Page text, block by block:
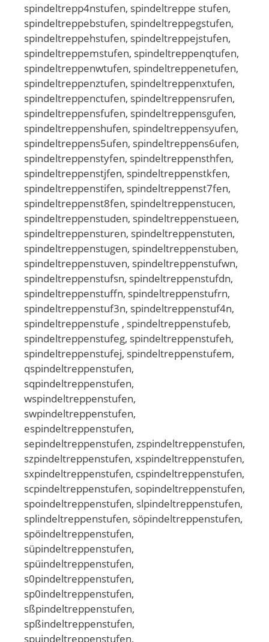
spindeltrepp4nstufen, spindeltreppe stufen,
spindeltreppebstufen, spindeltreppegstufen,
spindeltreppehstufen, spindeltreppejstufen,
spindeltreppemstufen, spindeltreppenqtufen,
spindeltreppenwtufen, spindeltreppenetufen,
spindeltreppenztufen, spindeltreppenxtufen,
spindeltreppenctufen, spindeltreppensrufen,
spindeltreppensfufen, spindeltreppensgufen,
spindeltreppenshufen, spindeltreppensyufen,
spindeltreppens5ufen, spindeltreppens6ufen,
spindeltreppenstyfen, spindeltreppensthfen,
spindeltreppenstjfen, spindeltreppenstkfen,
spindeltreppenstifen, spindeltreppenst7fen,
spindeltreppenst8fen, spindeltreppenstucen,
spindeltreppenstuden, spindeltreppenstueen,
spindeltreppensturen, spindeltreppenstuten,
spindeltreppenstugen, spindeltreppenstuben,
spindeltreppenstuven, spindeltreppenstufwn,
spindeltreppenstufsn, spindeltreppenstufdn,
spindeltreppenstuffn, spindeltreppenstufrn,
spindeltreppenstuf3n, spindeltreppenstuf4n,
spindeltreppenstufe , spindeltreppenstufeb,
spindeltreppenstufeg, spindeltreppenstufeh,
spindeltreppenstufej, spindeltreppenstufem,
qspindeltreppenstufen,
sqpindeltreppenstufen,
wspindeltreppenstufen,
swpindeltreppenstufen,
espindeltreppenstufen,
sepindeltreppenstufen, zspindeltreppenstufen,
szpindeltreppenstufen, xspindeltreppenstufen,
sxpindeltreppenstufen, cspindeltreppenstufen,
scpindeltreppenstufen, sopindeltreppenstufen,
spoindeltreppenstufen, slpindeltreppenstufen,
splindeltreppenstufen, söpindeltreppenstufen,
spöindeltreppenstufen,
süpindeltreppenstufen,
spüindeltreppenstufen,
s0pindeltreppenstufen,
sp0indeltreppenstufen,
sßpindeltreppenstufen,
spßindeltreppenstufen,
spuindeltreppenstufen,